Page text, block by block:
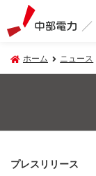
ホーム ニュース
プレスリリース